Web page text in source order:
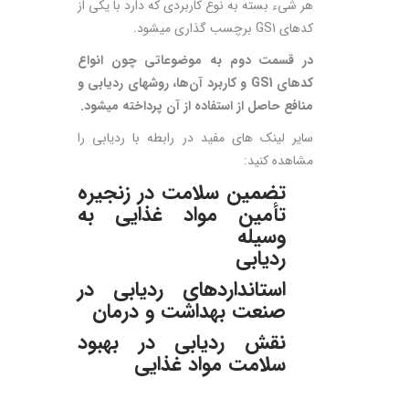
هر شیء بسته به نوع کاربردی که دارد با یکی از
کدهای GS1 برچسب­ گذاری می­شود.
در قسمت دوم به موضوعاتی چون انواع
کدهای GS1 و کاربرد آن‌ها، روش­های ردیابی و
منافع حاصل از استفاده از آن پرداخته می­شود.
سایر لینک های مفید در رابطه با ردیابی را
مشاهده کنید:
تضمین سلامت در زنجیره
تأمین مواد غذایی به
وسیله
ردیابی
استانداردهای ردیابی در
صنعت بهداشت و درمان
نقش ردیابی در بهبود
سلامت مواد غذایی